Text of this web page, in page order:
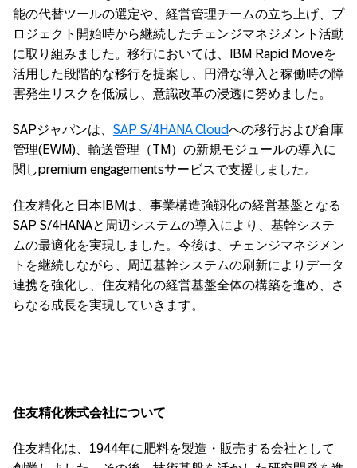
能の代替ツールの選定や、経営管理チームの立ち上げ、プ
ロジェクト開始時から継続したチェンジマネジメント活動
に取り組みました。移行においては、IBM Rapid Moveを
活用した段階的な移行を提案し、円滑な導入と稼働時の障
害発生リスクを低減し、意識改革の浸透に努めました。
SAPジャパンは、 SAP S/4HANA Cloudへの移行および倉庫
管理(EWM)、輸送管理（TM）の新規モジュールの導入に
関しpremium engagementsサービスで支援しました。
住友精化と日本IBMは、事業構造強靱化の経営基盤となる
SAP S/4HANAと周辺システムの導入により、基幹システ
ムの最適化を実現しました。今後は、チェンジマネジメン
トを継続しながら、周辺基幹システムの刷新によりデータ
連携を強化し、住友精化の経営基盤全体の構築を進め、さ
らなる成長を実現していきます。
住友精化株式会社について
住友精化は、1944年に肥料を製造・販売する会社として